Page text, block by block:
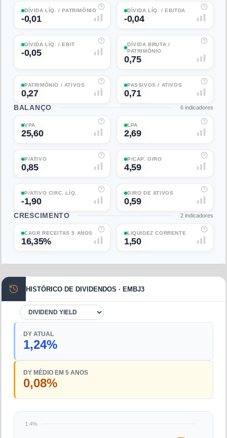
DÍVIDA LÍQ. / PATRIMÔNIO
-0,01
DÍVIDA LÍQ. / EBITDA
-0,04
DÍVIDA LÍQ. / EBIT
-0,05
DÍVIDA BRUTA /
PATRIMÔNIO
0,75
PATRIMÔNIO / ATIVOS
0,27
PASSIVOS / ATIVOS
0,71
BALANÇO 6 indicadores
VPA
25,60
LPA
2,69
P/ATIVO
0,85
P/CAP. GIRO
4,59
P/ATIVO CIRC. LÍQ.
-1,90
GIRO DE ATIVOS
0,59
CRESCIMENTO 2 indicadores
CAGR RECEITAS 5 ANOS
16,35%
LIQUIDEZ CORRENTE
1,50
HISTÓRICO DE DIVIDENDOS · EMBJ3
DY ATUAL
1,24%
DY MÉDIO EM 5 ANOS
0,08%
1.4%